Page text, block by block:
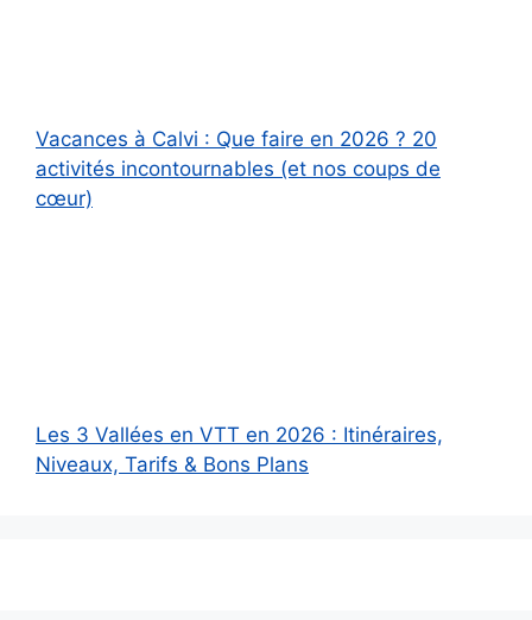
Vacances à Calvi : Que faire en 2026 ? 20
activités incontournables (et nos coups de
cœur)
Les 3 Vallées en VTT en 2026 : Itinéraires,
Niveaux, Tarifs & Bons Plans